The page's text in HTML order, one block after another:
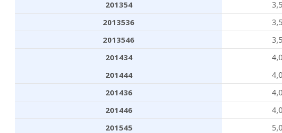
201354
3,5
2013536
3,5
2013546
3,5
201434
4,0
201444
4,0
201436
4,0
201446
4,0
201545
5,0